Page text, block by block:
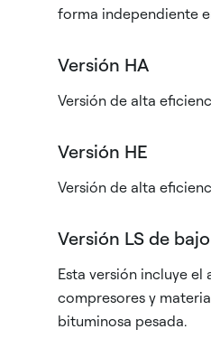
forma independiente
Versión HA
Versión de alta
Versión HE
Versión de alta
Versión LS de
Esta versión incluye
compresores y
bituminosa pesada.